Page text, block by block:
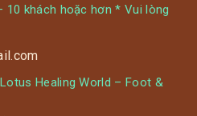
10 khách hoặc hơn * Vui lòng
Healing World – Foot &